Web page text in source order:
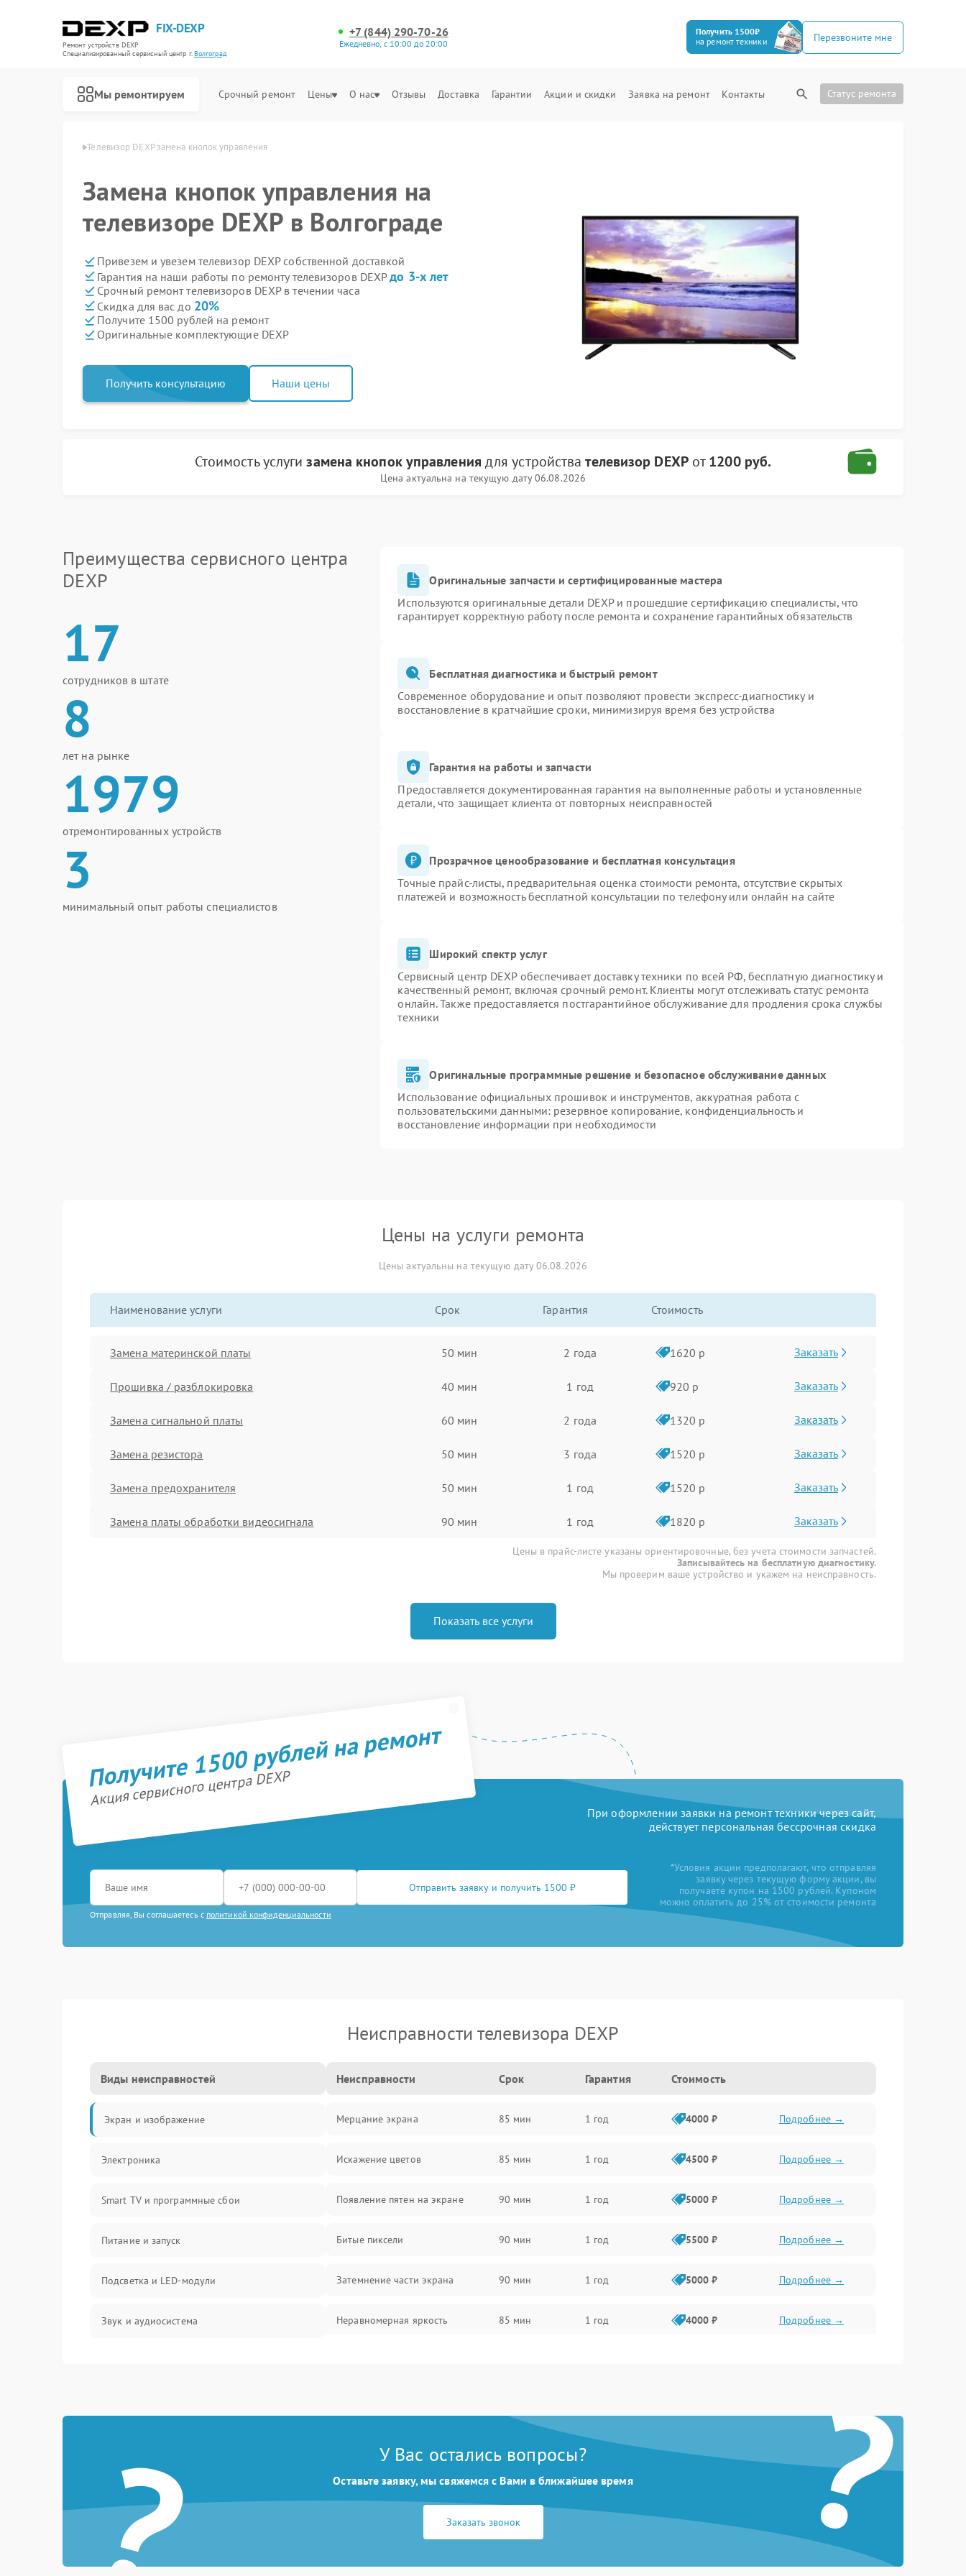
FIX-DEXP
Ремонт устройств DEXP
Специализированный cервисный центр г.Волгоград
+7 (844) 290-70-26
Ежедневно, с 10:00 до 20:00
Получить 1500₽
на ремонт техники
Перезвоните мне
Мы ремонтируем Срочный ремонт Цены О нас Отзывы Доставка Гарантии Акции и скидки Заявка на ремонт Контакты Статус ремонта
в Волгограде Телевизор DEXP замена кнопок управления
Замена кнопок управления на
телевизоре DEXP в Волгограде
Привезем и увезем телевизор DEXP собственной доставкой
Гарантия на наши работы по ремонту телевизоров DEXPдо 3-х лет
Срочный ремонт телевизоров DEXP в течении часа
Скидка для вас до 20%
Получите 1500 рублей на ремонт
Оригинальные комплектующие DEXP
Получить консультацию Наши цены
Стоимость услугизамена кнопок управления для устройствателевизор DEXPот1200 руб.
Цена актуальна на текущую дату 06.08.2026
Преимущества сервисного центра
DEXP
17
сотрудников в штате
8
лет на рынке
1979
отремонтированных устройств
3
минимальный опыт работы специалистов
Оригинальные запчасти и сертифицированные мастера
Используются оригинальные детали DEXP и прошедшие сертификацию специалисты, что
гарантирует корректную работу после ремонта и сохранение гарантийных обязательств
Бесплатная диагностика и быстрый ремонт
Современное оборудование и опыт позволяют провести экспресс-диагностику и
восстановление в кратчайшие сроки, минимизируя время без устройства
Гарантия на работы и запчасти
Предоставляется документированная гарантия на выполненные работы и установленные
детали, что защищает клиента от повторных неисправностей
Прозрачное ценообразование и бесплатная консультация
Точные прайс-листы, предварительная оценка стоимости ремонта, отсутствие скрытых
платежей и возможность бесплатной консультации по телефону или онлайн на сайте
Широкий спектр услуг
Сервисный центр DEXP обеспечивает доставку техники по всей РФ, бесплатную диагностику и
качественный ремонт, включая срочный ремонт. Клиенты могут отслеживать статус ремонта
онлайн. Также предоставляется постгарантийное обслуживание для продления срока службы
техники
Оригинальные программные решение и безопасное обслуживание данных
Использование официальных прошивок и инструментов, аккуратная работа с
пользовательскими данными: резервное копирование, конфиденциальность и
восстановление информации при необходимости
Цены на услуги ремонта
Цены актуальны на текущую дату 06.08.2026
Наименование услуги Срок Гарантия Стоимость
Замена материнской платы 50 мин 2 года 1620 р Заказать
Прошивка / разблокировка 40 мин 1 год 920 р Заказать
Замена сигнальной платы 60 мин 2 года 1320 р Заказать
Замена резистора 50 мин 3 года 1520 р Заказать
Замена предохранителя 50 мин 1 год 1520 р Заказать
Замена платы обработки видеосигнала 90 мин 1 год 1820 р Заказать
Цены в прайс-листе указаны ориентировочные, без учета стоимости запчастей.
Записывайтесь на бесплатную диагностику.
Мы проверим ваше устройство и укажем на неисправность.
Показать все услуги
Получите 1500 рублей на ремонт
Акция сервисного центра DEXP
При оформлении заявки на ремонт техники через сайт,
действует персональная бессрочная скидка
Отправить заявку и получить 1500 ₽
Отправляя, Вы соглашаетесь с политикой конфиденциальности
*Условия акции предполагают, что отправляя
заявку через текущую форму акции, вы
получаете купон на 1500 рублей. Купоном
можно оплатить до 25% от стоимости ремонта
Неисправности телевизора DEXP
Виды неисправностей
Экран и изображение
Электроника
Smart TV и программные сбои
Питание и запуск
Подсветка и LED-модули
Звук и аудиосистема
Программное обеспечение
Корпус и механика
Пульт и управление
Неисправности Срок Гарантия Стоимость
Мерцание экрана 85 мин 1 год 4000 ₽ Подробнее →
Искажение цветов 85 мин 1 год 4500 ₽ Подробнее →
Появление пятен на экране 90 мин 1 год 5000 ₽ Подробнее →
Битые пиксели 90 мин 1 год 5500 ₽ Подробнее →
Затемнение части экрана 90 мин 1 год 5000 ₽ Подробнее →
Неравномерная яркость 85 мин 1 год 4000 ₽ Подробнее →
? ?
У Вас остались вопросы?
Оставьте заявку, мы свяжемся с Вами в ближайшее время
Заказать звонок